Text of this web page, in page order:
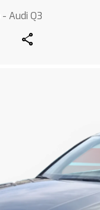
- Audi Q3
Share